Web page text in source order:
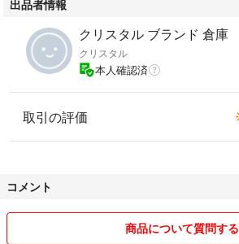
出品者情報
クリスタル ブランド 倉庫
クリスタル
本人確認済
取引の評価
コメント
商品について質問する